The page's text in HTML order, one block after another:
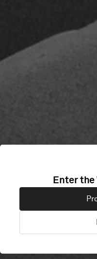
Enter the